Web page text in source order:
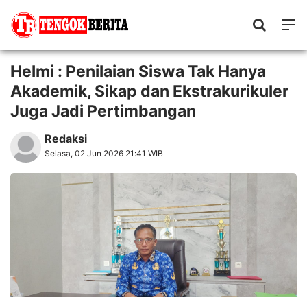
Helmi : Penilaian Siswa Tak Hanya
Akademik, Sikap dan Ekstrakurikuler
Juga Jadi Pertimbangan
Redaksi
Selasa, 02 Jun 2026 21:41 WIB